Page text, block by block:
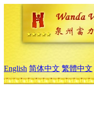
English 简体中文 繁體中文